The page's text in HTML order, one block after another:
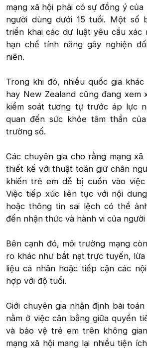
mạng xã hội phải có sự đồng ý
người dùng dưới 15 tuổi. Một số
triển khai các dự luật yêu cầu xác
hạn chế tính năng gây nghiện
niên.
Trong khi đó, nhiều quốc gia khác
hay New Zealand cũng đang xem
kiểm soát tương tự trước áp lực
quan đến sức khỏe tâm thần
trường số.
Các chuyên gia cho rằng mạng xã
thiết kế với thuật toán giữ chân
khiến trẻ em dễ bị cuốn vào
Việc tiếp xúc liên tục với nội
hoặc thông tin sai lệch có thể
đến nhận thức và hành vi của
Bên cạnh đó, môi trường mạng
ro khác như bắt nạt trực tuyến,
liệu cá nhân hoặc tiếp cận các
hợp với độ tuổi.
Giới chuyên gia nhận định bài
nằm ở việc cân bằng giữa quyền
và bảo vệ trẻ em trên không
mạng xã hội mang lại nhiều tiện